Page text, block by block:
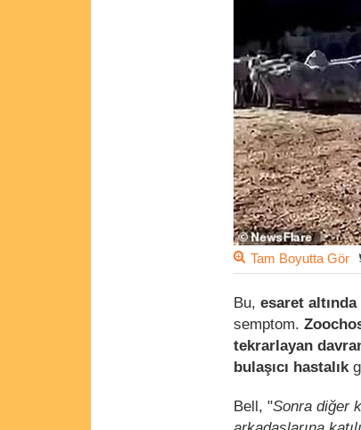
Tam Boyutta Gör
Bu, esaret altında
semptom.
tekrarlayan
bulaşıcı hastalık
Bell, "Sonra diğer